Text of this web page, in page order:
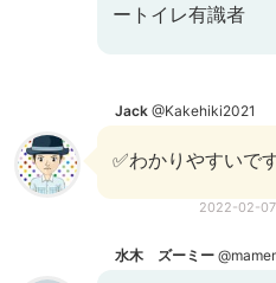
ートイレ有識者
Jack @Kakehiki2021
✅わかりやすいで
2022-02-07
水木 ズーミー